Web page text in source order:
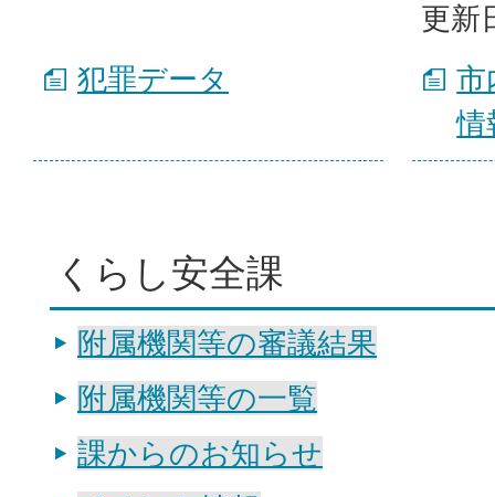
更新
犯罪データ
市
情
くらし安全課
附属機関等の審議結果
附属機関等の一覧
課からのお知らせ